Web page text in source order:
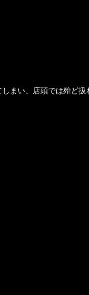
まい、店頭では殆ど扱